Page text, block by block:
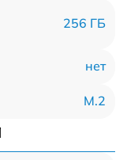
256 ГБ
нет
M.2